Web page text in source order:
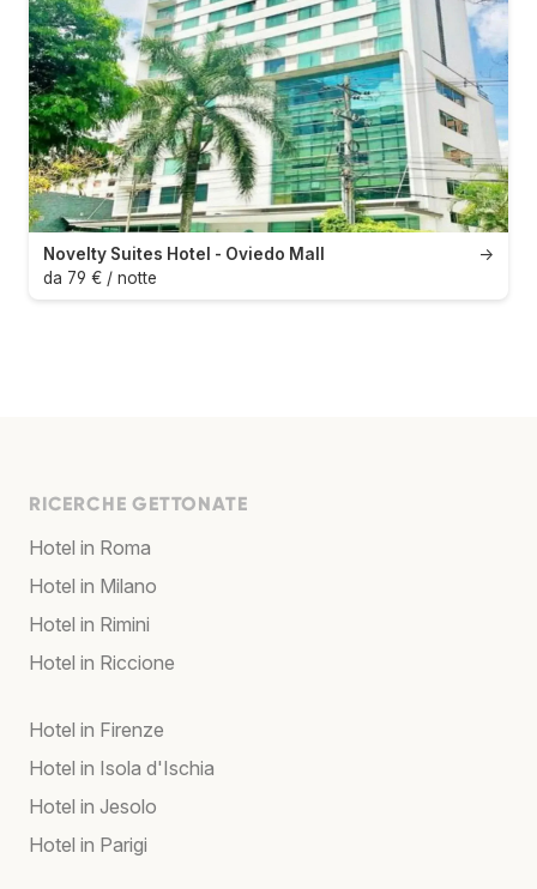
→
Novelty Suites Hotel - Oviedo Mall
da 79 € / notte
RICERCHE GETTONATE
Hotel in Roma
Hotel in Milano
Hotel in Rimini
Hotel in Riccione
Hotel in Firenze
Hotel in Isola d'Ischia
Hotel in Jesolo
Hotel in Parigi